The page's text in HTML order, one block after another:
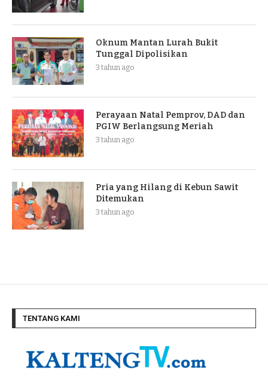
Oknum Mantan Lurah Bukit
Tunggal Dipolisikan
3 tahun ago
Perayaan Natal Pemprov, DAD dan
PGIW Berlangsung Meriah
3 tahun ago
Pria yang Hilang di Kebun Sawit
Ditemukan
3 tahun ago
TENTANG KAMI